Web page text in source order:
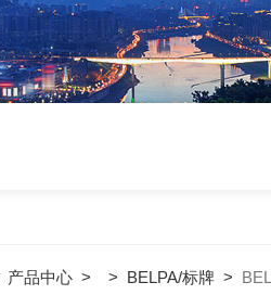
产品中心> > BELPA/标牌>